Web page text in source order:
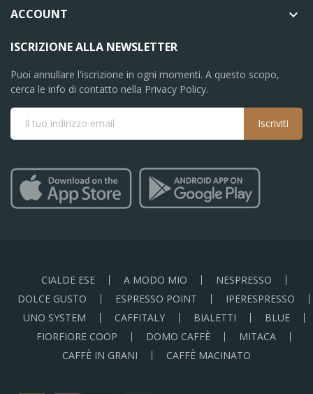
ACCOUNT 
ISCRIZIONE ALLA NEWSLETTER
Puoi annullare l'iscrizione in ogni momenti. A questo scopo,
cerca le info di contatto nella Privacy Policy.
Iscriviti
CIALDE ESE A MODO MIO
NESPRESSO
DOLCE GUSTO
ESPRESSO POINT
IPERESPRESSO
UNO SYSTEM
CAFFITALY BIALETTI
BLUE
FIORFIORE COOP
DOMO CAFFÈ
MITACA
CAFFÈ IN GRANI
CAFFÈ MACINATO